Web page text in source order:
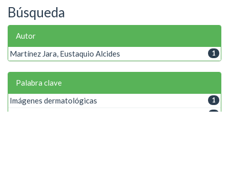
Búsqueda
Autor
1
Martínez Jara, Eustaquio Alcides
Palabra clave
1
Imágenes dermatológicas
1